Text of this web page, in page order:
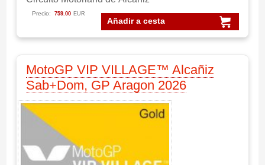
Añadir a cesta
Precio: 759.00 EUR
MotoGP VIP VILLAGE™ Alcañiz
Sab+Dom, GP Aragon 2026